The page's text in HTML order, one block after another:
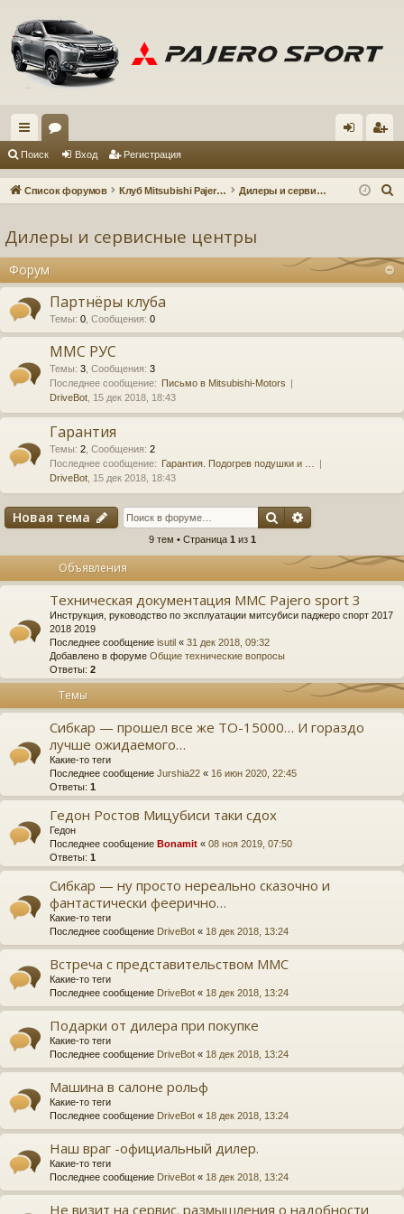
с
ы
и
ум д ис
ия
Поиск Вход Регистрация
Список форумов Клуб Mitsubishi Pajero Sport 3 Дилеры и сервисные центры
Дилеры и сервисные центры
Форум
Партнёры клуба
Темы: 0 Сообщения: 0
ММС РУС
Темы: 3 Сообщения: 3
Последнее сообщение:
Письмо в Mitsubishi-Motors
DriveBot , 15 дек 2018, 18:43
Гарантия
Темы: 2 Сообщения: 2
Последнее сообщение:
Гарантия. Подогрев подушки и …
DriveBot , 15 дек 2018, 18:43
Новая тема Поиск
9 тем • Страница 1 из 1
Объявления
Техническая документация MMC Pajero sport 3
Инструкция, руководство по эксплуатации митсубиси паджеро спорт 2017
2018 2019
Последнее сообщение isutil « 31 дек 2018, 09:32
Добавлено в форуме Общие технические вопросы
Ответы: 2
Темы
Сибкар — прошел все же ТО-15000… И гораздо
лучше ожидаемого…
Какие-то теги
Последнее сообщение Jurshia22 « 16 июн 2020, 22:45
Ответы: 1
Гедон Ростов Мицубиси таки сдох
Гедон
Последнее сообщение Bonamit « 08 ноя 2019, 07:50
Ответы: 1
Сибкар — ну просто нереально сказочно и
фантастически феерично…
Какие-то теги
Последнее сообщение DriveBot « 18 дек 2018, 13:24
Встреча с представительством ММС
Какие-то теги
Последнее сообщение DriveBot « 18 дек 2018, 13:24
Подарки от дилера при покупке
Какие-то теги
Последнее сообщение DriveBot « 18 дек 2018, 13:24
Машина в салоне рольф
Какие-то теги
Последнее сообщение DriveBot « 18 дек 2018, 13:24
Наш враг -официальный дилер.
Какие-то теги
Последнее сообщение DriveBot « 18 дек 2018, 13:24
Не визит на сервис. размышления о надобности